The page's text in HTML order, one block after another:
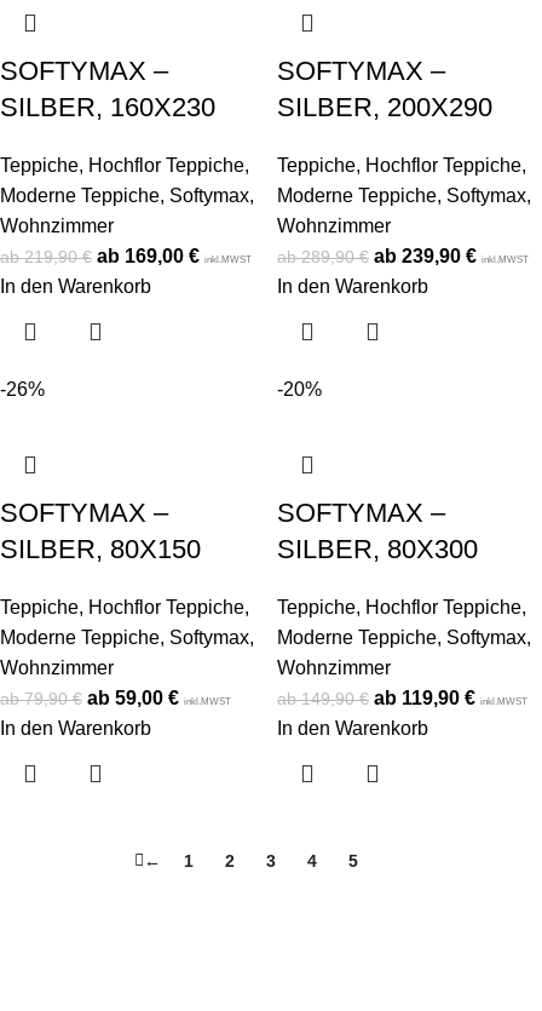
SOFTYMAX –
SILBER, 160X230
Teppiche, Hochflor Teppiche,
Moderne Teppiche, Softymax,
Wohnzimmer
219,90€ 169,00 € inkl.MWST
In den Warenkorb
SOFTYMAX –
SILBER, 200X290
Teppiche, Hochflor Teppiche,
Moderne Teppiche, Softymax,
Wohnzimmer
289,90€ 239,90 € inkl.MWST
In den Warenkorb
-26%
SOFTYMAX –
SILBER, 80X150
Teppiche, Hochflor Teppiche,
Moderne Teppiche, Softymax,
Wohnzimmer
79,90€ 59,00 € inkl.MWST
In den Warenkorb
-20%
SOFTYMAX –
SILBER, 80X300
Teppiche, Hochflor Teppiche,
Moderne Teppiche, Softymax,
Wohnzimmer
149,90€ 119,90 € inkl.MWST
In den Warenkorb
← 1 2 3 4 5